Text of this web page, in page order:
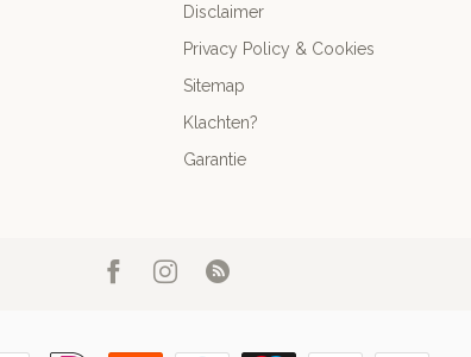
Disclaimer
Privacy Policy & Cookies
Sitemap
Klachten?
Garantie